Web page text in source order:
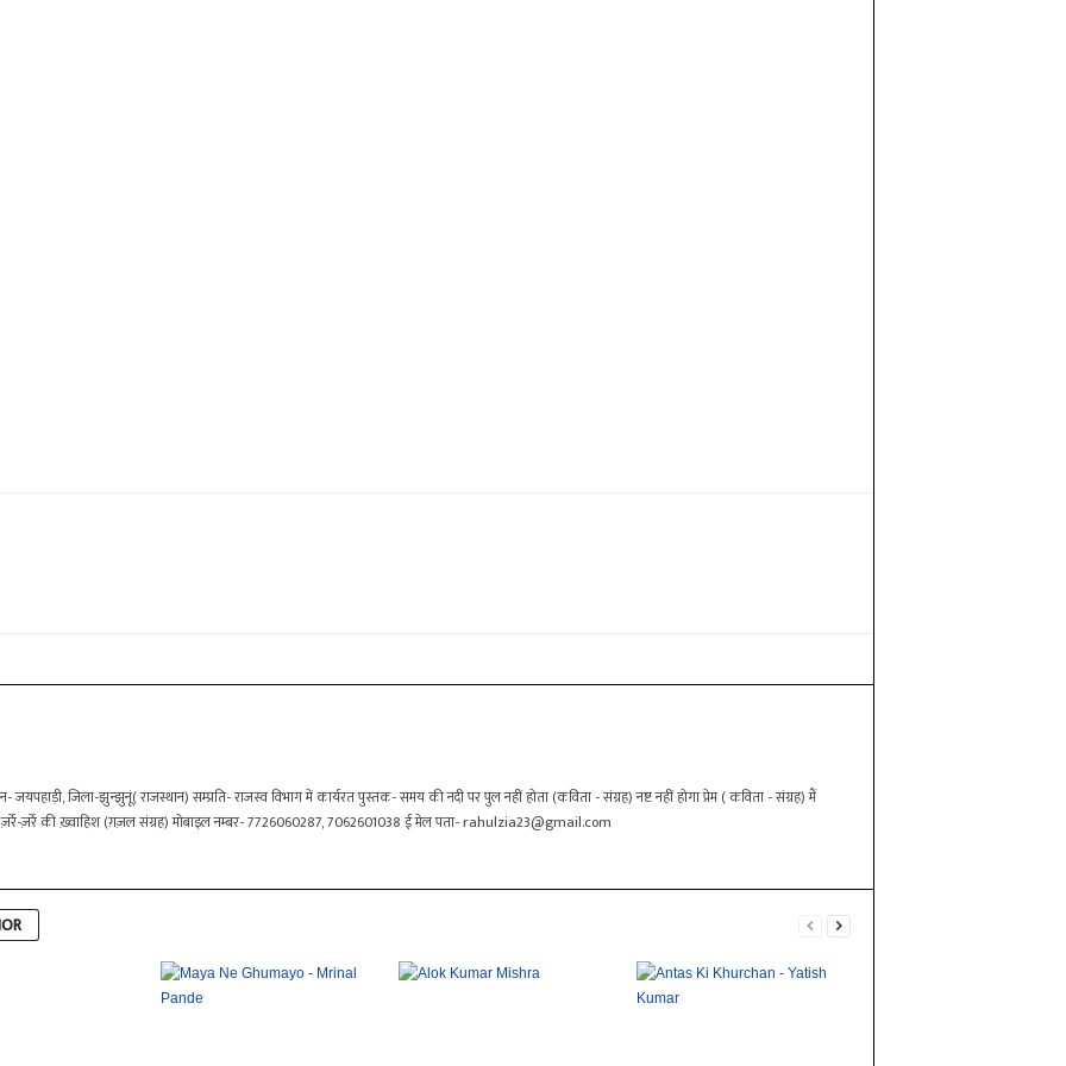
जयपहाड़ी, जिला-झुन्झुनूं( राजस्थान) सम्प्रति- राजस्व विभाग में कार्यरत पुस्तक- समय की नदी पर पुल नहीं होता (कविता - संग्रह) नष्ट नहीं होगा प्रेम ( कविता - संग्रह) मैं
ज़र्रे की ख़्वाहिश (ग़ज़ल संग्रह) मोबाइल नम्बर- 7726060287, 7062601038 ई मेल पता-rahulzia23@gmail.com